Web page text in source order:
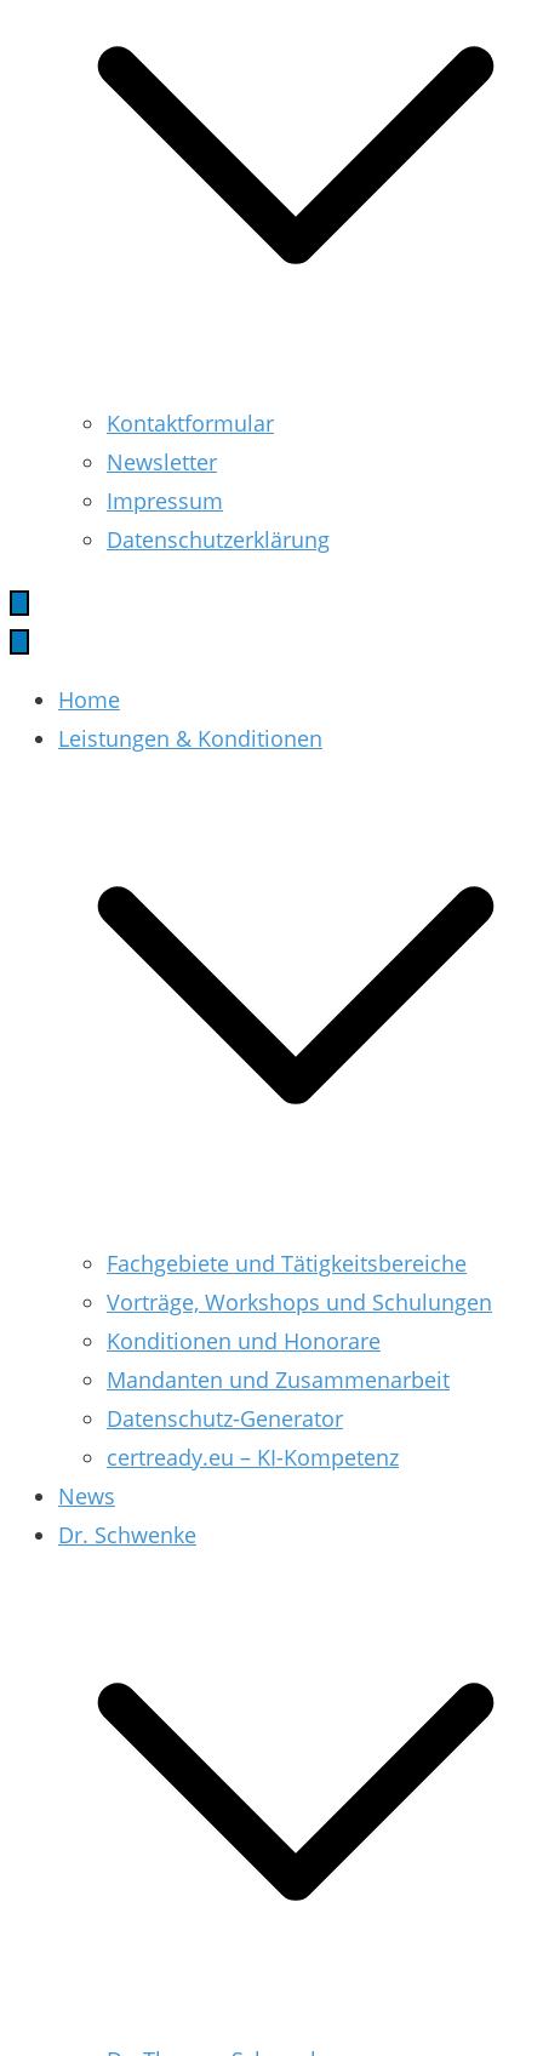
Kontaktformular
Newsletter
Impressum
Datenschutzerklärung
Home
Leistungen & Konditionen
Fachgebiete und Tätigkeitsbereiche
Vorträge, Workshops und Schulungen
Konditionen und Honorare
Mandanten und Zusammenarbeit
Datenschutz-Generator
certready.eu – KI-Kompetenz
News
Dr. Schwenke